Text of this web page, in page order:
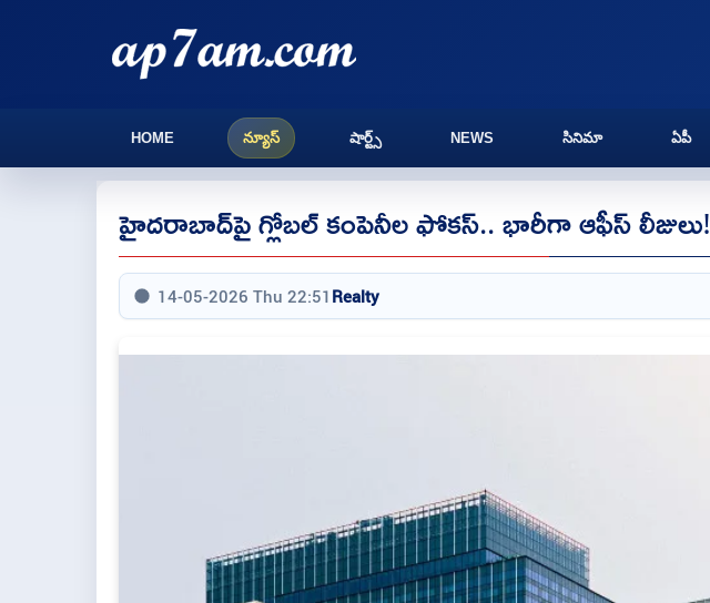
HOME న్యూస్ షార్ట్స్ NEWS సినిమా ఏపీ
హైదరాబాద్‌పై గ్లోబల్ కంపెనీల ఫోకస్.. భారీగా ఆఫీస్ లీజులు!
14-05-2026 Thu 22:51 Realty